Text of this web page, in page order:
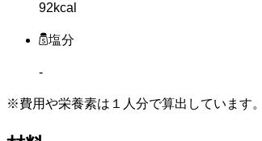
92kcal
塩分
-
※費用や栄養素は １人分で算出しています。